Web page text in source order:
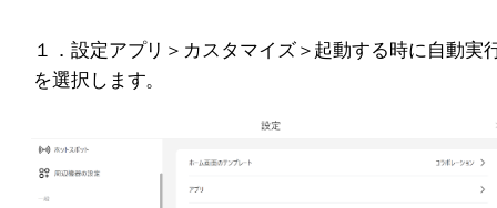
１．設定アプリ＞カスタマイズ＞起動する時に自動実
を選択します。